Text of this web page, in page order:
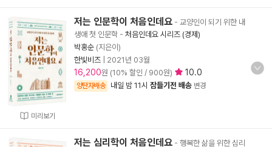
미리보기
저는 인문학이 처음인데요 - 교양인이 되기 위한 내
생애 첫 인문학 - 처음인데요 시리즈 (경제)
박홍순 (지은이)
한빛비즈
2021년 03월
16,200원 (10% 할인 / 900원) 10.0
양탄자배송 내일 밤 11시 잠들기전 배송 변경
저는 심리학이 처음인데요 - 행복한 삶을 위한 심리